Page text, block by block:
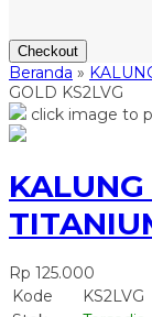
Checkout
Beranda »
GOLD KS2LVG
click image to
Rp 125.000
Kode
KS2LVG